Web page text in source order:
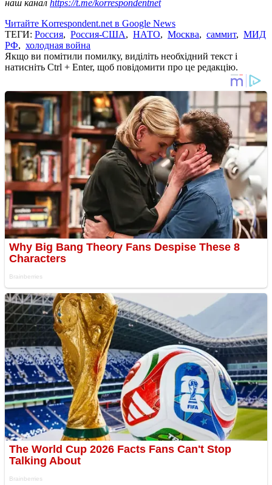
наш канал https://t.me/korrespondentnet
Читайте Korrespondent.net в Google News
ТЕГИ: Россия, Россия-США, НАТО, Москва, саммит, МИД
РФ, холодная война
Якщо ви помітили помилку, виділіть необхідний текст і
натисніть Ctrl + Enter, щоб повідомити про це редакцію.